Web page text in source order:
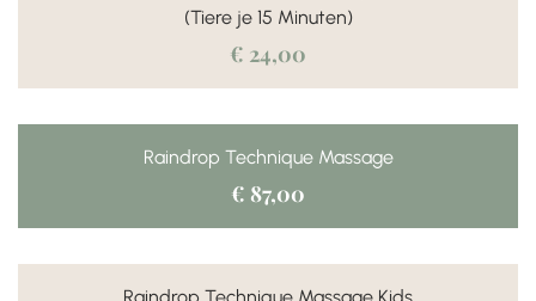
(Tiere je 15 Minuten)
€ 24,00
Raindrop Technique Massage
€ 87,00
Raindrop Technique Massage Kids